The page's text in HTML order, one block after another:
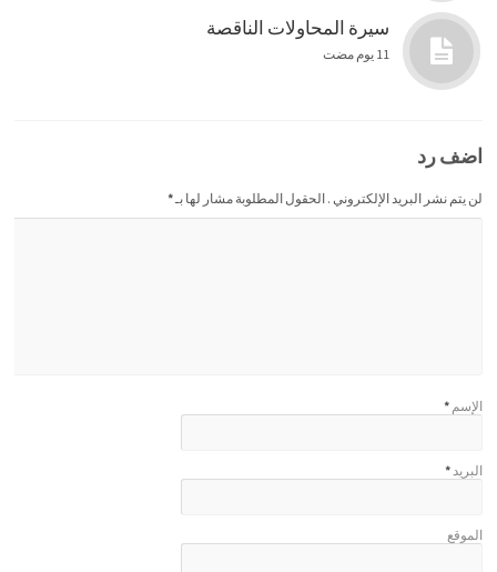
سيرة المحاولات الناقصة
11 يوم مضت
اضف رد
لن يتم نشر البريد الإلكتروني . الحقول المطلوبة مشار لها بـ*
الإسم *
البريد*
الموقع